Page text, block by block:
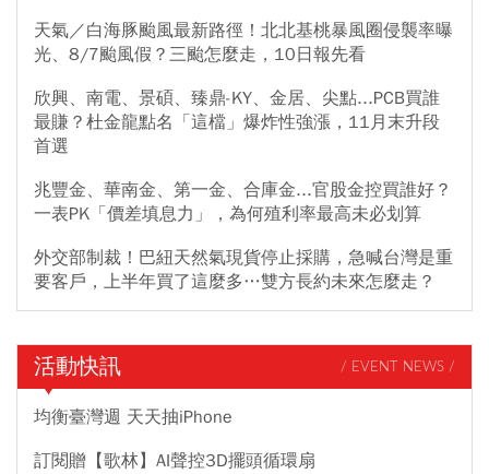
天氣／白海豚颱風最新路徑！北北基桃暴風圈侵襲率曝
光、8/7颱風假？三颱怎麼走，10日報先看
欣興、南電、景碩、臻鼎-KY、金居、尖點...PCB買誰
最賺？杜金龍點名「這檔」爆炸性強漲，11月末升段
首選
兆豐金、華南金、第一金、合庫金...官股金控買誰好？
一表PK「價差填息力」，為何殖利率最高未必划算
外交部制裁！巴紐天然氣現貨停止採購，急喊台灣是重
要客戶，上半年買了這麼多…雙方長約未來怎麼走？
活動快訊 / EVENT NEWS /
均衡臺灣週 天天抽iPhone
訂閱贈【歌林】AI聲控3D擺頭循環扇